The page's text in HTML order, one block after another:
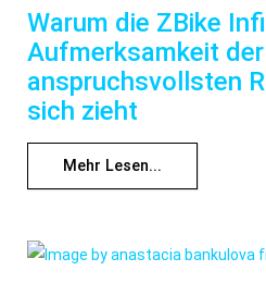
Warum die ZBike
Aufmerksamkeit der
anspruchsvollsten
sich zieht
Mehr Lesen...